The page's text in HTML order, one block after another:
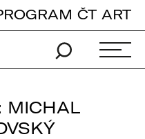
ČT ART
MICHAL